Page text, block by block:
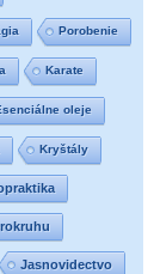
Porobenie
Karate
oleje
Kryštály
Jasnovidectvo